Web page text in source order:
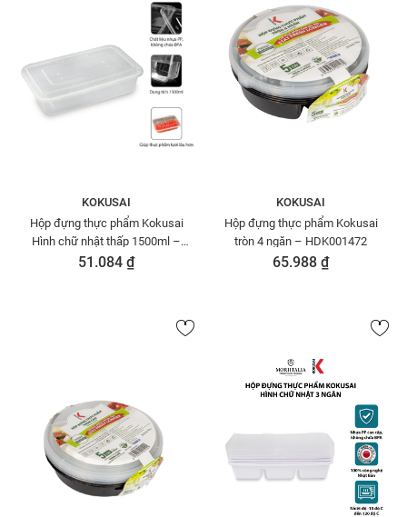
KOKUSAI
Hộp đựng thực phẩm Kokusai
Hình chữ nhật thấp 1500ml –
HDK001380
51.084 ₫
KOKUSAI
Hộp đựng thực phẩm Kokusai
tròn 4 ngăn – HDK001472
65.988 ₫